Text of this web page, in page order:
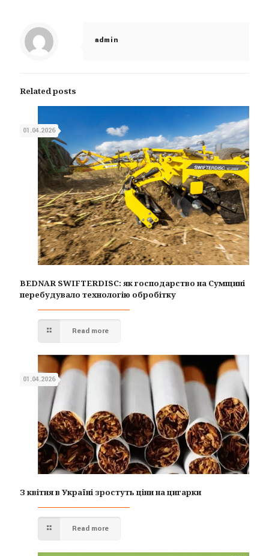
admin
Related posts
01.04.2026
BEDNAR SWIFTERDISC: як господарство на Сумщині
перебудувало технологію обробітку
Read more
01.04.2026
З квітня в Україні зростуть ціни на цигарки
Read more